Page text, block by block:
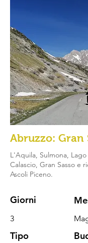
Abruzzo: Gran
L'Aquila, Sulmona,
Calascio, Gran Sasso e
Ascoli Piceno.
Giorni
3
Tipo